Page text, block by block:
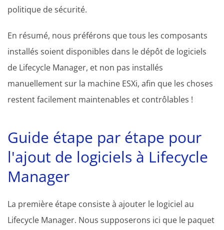
politique de sécurité.
En résumé, nous préférons que tous les composants
installés soient disponibles dans le dépôt de logiciels
de Lifecycle Manager, et non pas installés
manuellement sur la machine ESXi, afin que les choses
restent facilement maintenables et contrôlables !
Guide étape par étape pour
l'ajout de logiciels à Lifecycle
Manager
La première étape consiste à ajouter le logiciel au
Lifecycle Manager. Nous supposerons ici que le paquet